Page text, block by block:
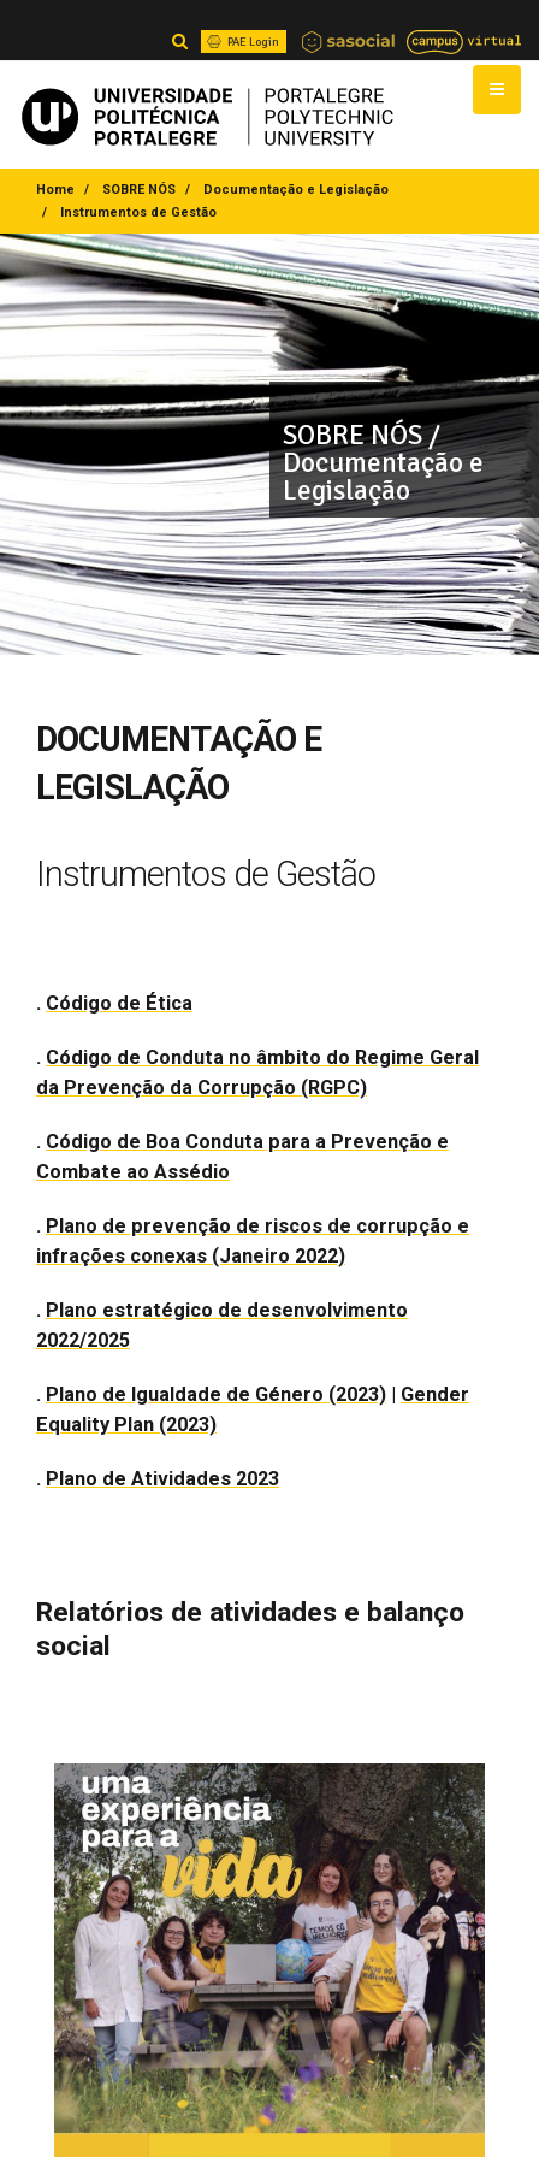
PAE Login
Home SOBRE NÓS
Documentação e Legislação
Instrumentos de Gestão
SOBRE NÓS /
Documentação e
Legislação
DOCUMENTAÇÃO E
LEGISLAÇÃO
Instrumentos de Gestão
. Código de Ética
. Código de Conduta no âmbito do Regime Geral
da Prevenção da Corrupção (RGPC)
. Código de Boa Conduta para a Prevenção e
Combate ao Assédio
. Plano de prevenção de riscos de corrupção e
infrações conexas (Janeiro 2022)
. Plano estratégico de desenvolvimento
2022/2025
. Plano de Igualdade de Género (2023) | Gender
Equality Plan (2023)
. Plano de Atividades 2023
Relatórios de atividades e balanço
social